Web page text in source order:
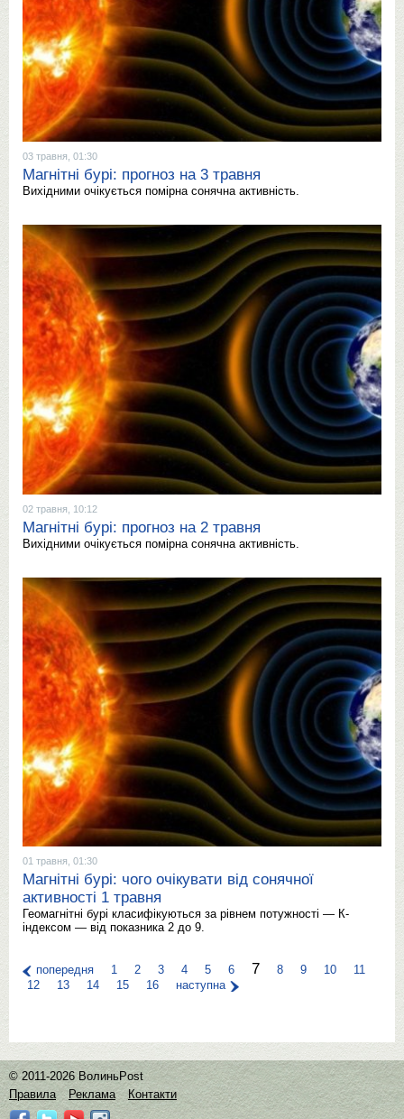
03 травня, 01:30
Магнітні бурі: прогноз на 3 травня
Вихідними очікується помірна сонячна активність.
02 травня, 10:12
Магнітні бурі: прогноз на 2 травня
Вихідними очікується помірна сонячна активність.
01 травня, 01:30
Магнітні бурі: чого очікувати від сонячної
активності 1 травня
Геомагнітні бурі класифікуються за рівнем потужності — К-
індексом — від показника 2 до 9.
попередня 1 2 3 4 5 6 7 8 9 10
11
12
13 14 15 16 наступна
© 2011-2026 ВолиньPost
Правила
Реклама Контакти